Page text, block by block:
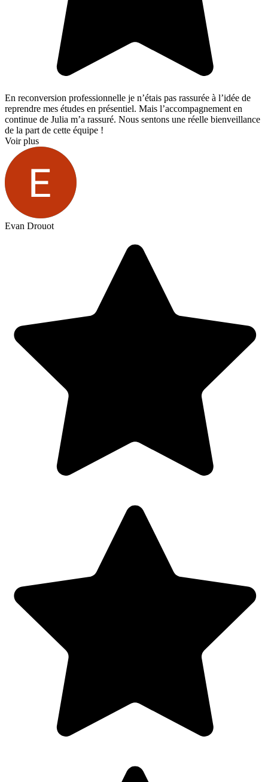
En reconversion professionnelle je n’étais pas rassurée à l’idée de
reprendre mes études en présentiel. Mais l’accompagnement en
continue de Julia m’a rassuré. Nous sentons une réelle bienveillance
de la part de cette équipe !
Voir plus
Evan Drouot